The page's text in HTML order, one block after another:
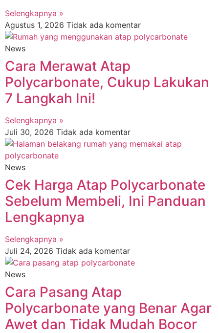
Selengkapnya »
Agustus 1, 2026 Tidak ada komentar
News
Cara Merawat Atap
Polycarbonate, Cukup Lakukan
7 Langkah Ini!
Selengkapnya »
Juli 30, 2026 Tidak ada komentar
News
Cek Harga Atap Polycarbonate
Sebelum Membeli, Ini Panduan
Lengkapnya
Selengkapnya »
Juli 24, 2026 Tidak ada komentar
News
Cara Pasang Atap
Polycarbonate yang Benar Agar
Awet dan Tidak Mudah Bocor